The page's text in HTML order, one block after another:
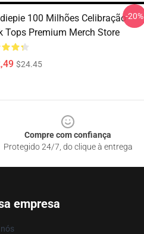
100 Milhões Celibração
Tops Premium Merch Store
$24.45
-20%
Compre com confiança
Protegido 24/7, do clique à entrega
empresa